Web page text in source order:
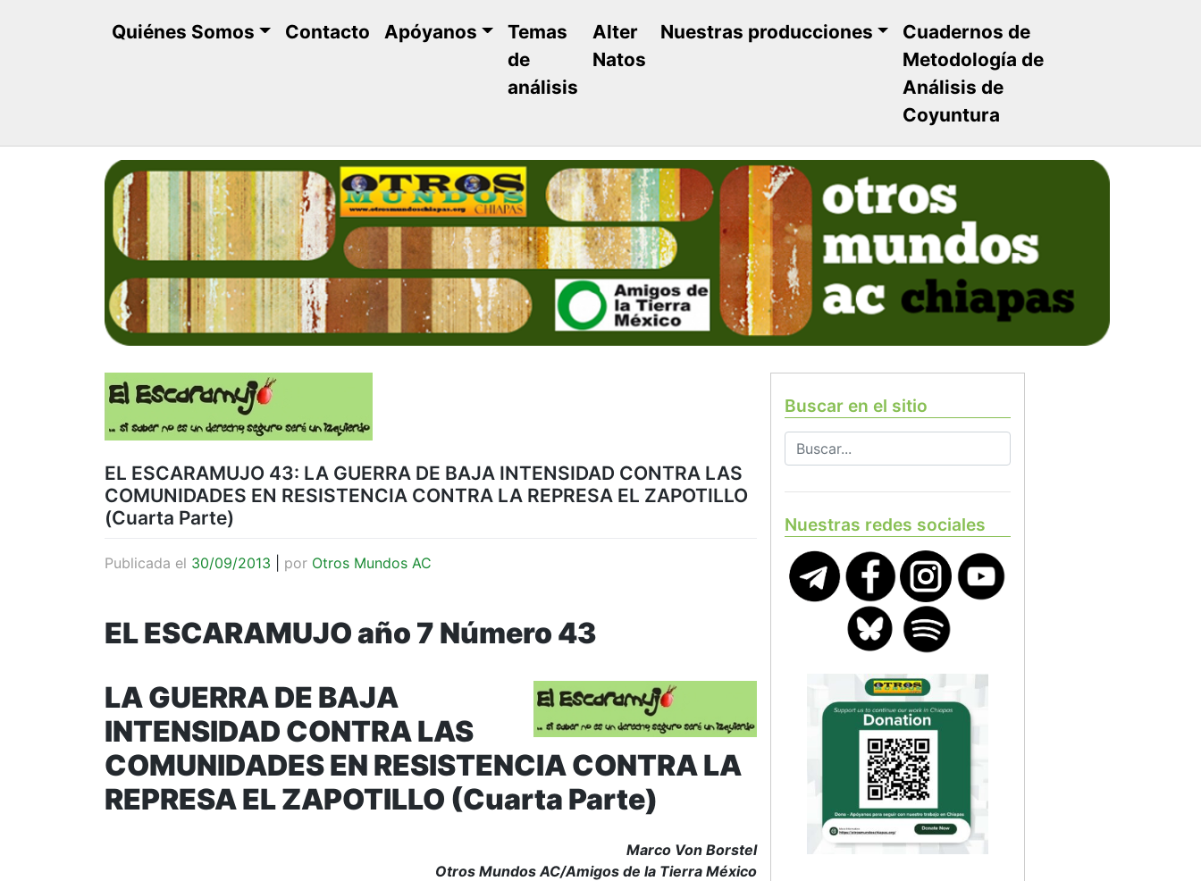
Quiénes Somos Contacto Apóyanos
Temas
de
análisis
Alter
Natos
Nuestras producciones
Cuadernos de
Metodología de
Análisis de
Coyuntura
EL ESCARAMUJO 43: LA GUERRA DE BAJA INTENSIDAD CONTRA LAS
COMUNIDADES EN RESISTENCIA CONTRA LA REPRESA EL ZAPOTILLO
(Cuarta Parte)
Publicada el 30/09/2013 por Otros Mundos AC
EL ESCARAMUJO año 7 Número 43
LA GUERRA DE BAJA
INTENSIDAD CONTRA LAS
COMUNIDADES EN RESISTENCIA CONTRA LA
REPRESA EL ZAPOTILLO (Cuarta Parte)
Marco Von Borstel
Otros Mundos AC/Amigos de la Tierra México
Buscar en el sitio
Nuestras redes sociales